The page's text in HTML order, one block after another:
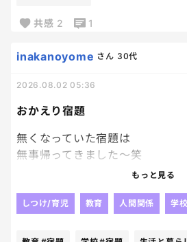
い🥹🥹
共感 2 1
おかえり宿題
inakanoyome さん 30代
2026.08.02 05:36
無くなっていた宿題は
無事帰ってきました～笑
やっぱり人の「見た」とか
じゃないかなぁ～って思ってい
2日後に
もっと見る
しつけ/育児 教育 人間関係 学校